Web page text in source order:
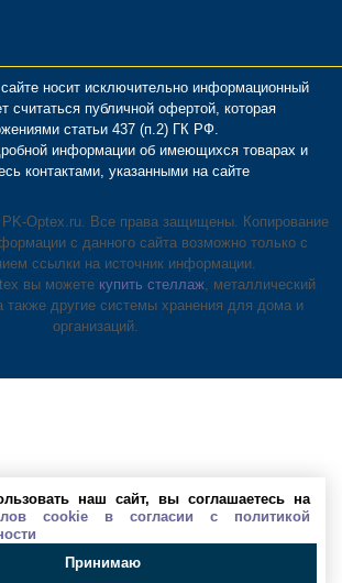
носит исключительно информационный
считаться публичной офертой, которая
статьи 437 (п.2) ГК РФ.
информации об имеющихся товарах и
контактами, указанными на сайте
Optex.ru. Все права защищены. Копирование
с данного сайта возможно только с
ссылки на источник информации.
вы можете купить стеллаж, металлический
также другие системы хранения для дома и
организаций.
наш сайт, вы соглашаетесь на
cookie в согласии с политикой
Принимаю